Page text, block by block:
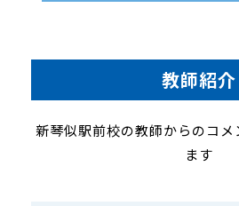
教師紹介
新琴似駅前校の教師からのコ
ます